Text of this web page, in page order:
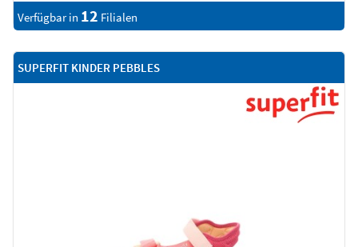
Verfügbar in 12 Filialen
SUPERFIT KINDER PEBBLES